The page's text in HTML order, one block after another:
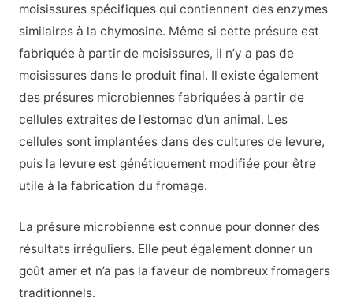
moisissures spécifiques qui contiennent des enzymes
similaires à la chymosine. Même si cette présure est
fabriquée à partir de moisissures, il n’y a pas de
moisissures dans le produit final. Il existe également
des présures microbiennes fabriquées à partir de
cellules extraites de l’estomac d’un animal. Les
cellules sont implantées dans des cultures de levure,
puis la levure est génétiquement modifiée pour être
utile à la fabrication du fromage.
La présure microbienne est connue pour donner des
résultats irréguliers. Elle peut également donner un
goût amer et n’a pas la faveur de nombreux fromagers
traditionnels.